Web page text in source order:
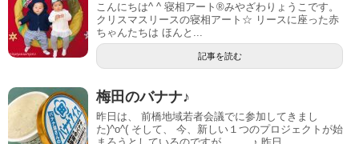
こんにちは^ ^ 寝相アート®︎みやざわりょうこです。
クリスマスリースの寝相アート☆ リースに座った赤
ちゃんたちは ほんと...
記事を読む
梅田のバナナ♪
昨日は、 前橋地域若者会議でに参加してきまし
た)^o^( そして、 今、新しい１つのプロジェクトが始